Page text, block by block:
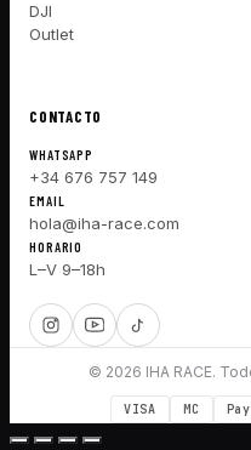
DJI
Outlet
CONTACTO
WHATSAPP
+34 676 757 149
EMAIL
hola@iha-race.com
HORARIO
L–V 9–18h
© 2026 IHA RACE.
VISA MC